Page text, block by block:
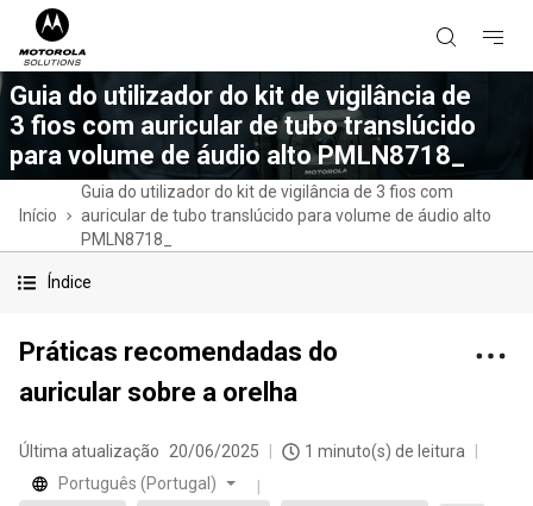
Guia do utilizador do kit de vigilância de
3 fios com auricular de tubo translúcido
para volume de áudio alto PMLN8718_
Início
Guia do utilizador do kit de vigilância de 3 fios com
auricular de tubo translúcido para volume de áudio alto
PMLN8718_
Índice
Práticas recomendadas do
auricular sobre a orelha
Última atualização 20/06/2025
1 minuto(s) de leitura
Português (Portugal)